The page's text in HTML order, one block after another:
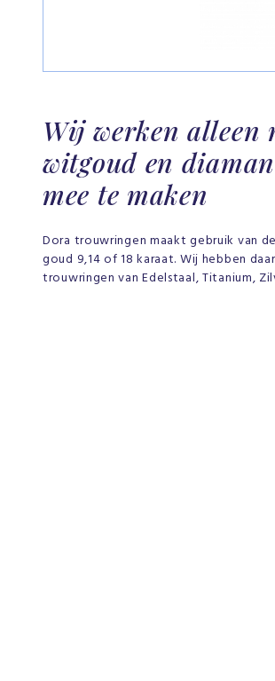
Wij werken alleen
witgoud en
mee te maken
Dora trouwringen maakt gebruik van
goud 9,14 of 18 karaat. Wij hebben
trouwringen van Edelstaal, Titanium,